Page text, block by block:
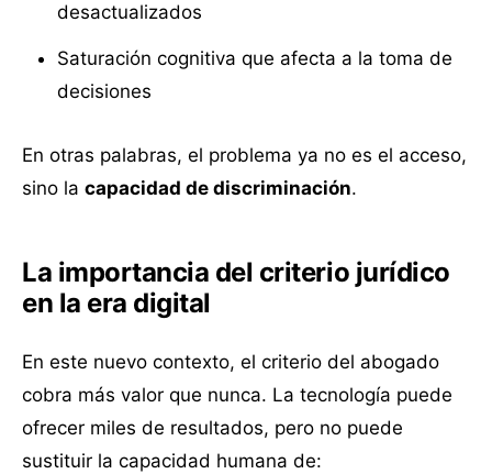
desactualizados
Saturación cognitiva que afecta a la toma de
decisiones
En otras palabras, el problema ya no es el acceso,
sino la capacidad de discriminación.
La importancia del criterio jurídico
en la era digital
En este nuevo contexto, el criterio del abogado
cobra más valor que nunca. La tecnología puede
ofrecer miles de resultados, pero no puede
sustituir la capacidad humana de: